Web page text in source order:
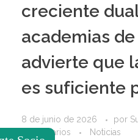
creciente
academias
advierte que
es suficiente
8 de junio de 2026 por
comentarios
Noticias